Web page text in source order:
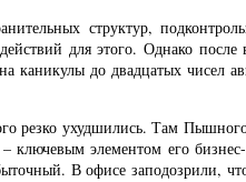
структур,
для этого. Однако
каникулы до двадцатых чисел
резко ухудшились. Там
ключевым элементом его
В офисе заподозрили,